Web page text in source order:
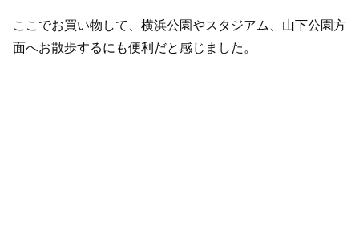
ここでお買い物して、横浜公園やスタジアム、山下公園方
面へお散歩するにも便利だと感じました。